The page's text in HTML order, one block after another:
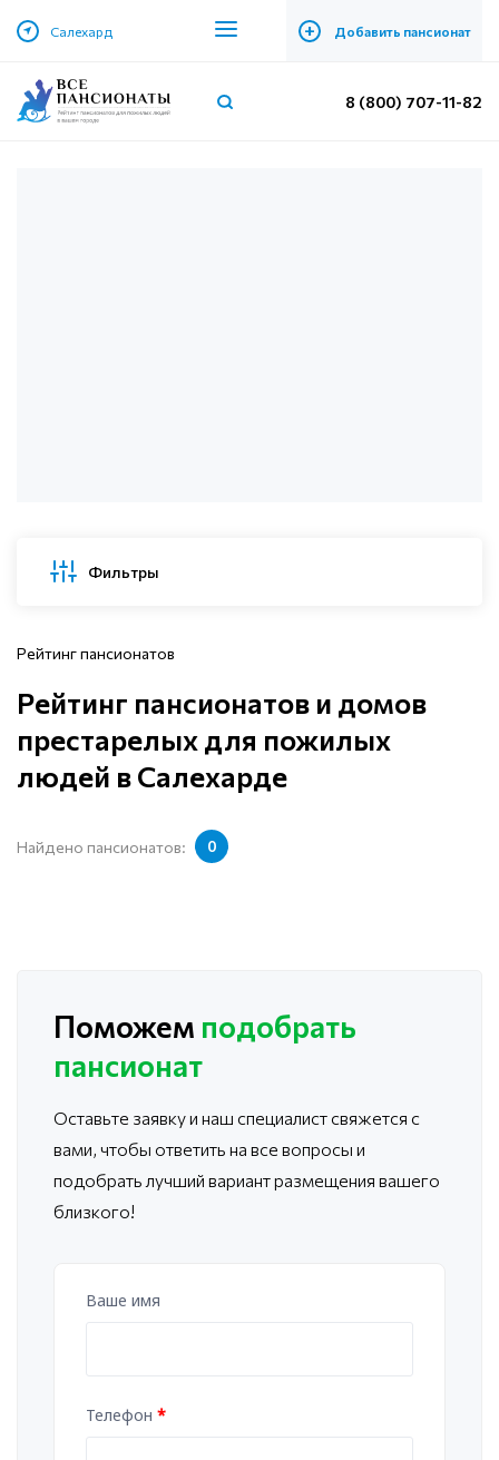
Салехард + Добавить пансионат
8 (800) 707-11-82
Фильтры
Рейтинг пансионатов
Рейтинг пансионатов и домов
престарелых для пожилых
людей в Салехарде
Найдено пансионатов: 0
Поможем подобрать
пансионат
Оставьте заявку и наш специалист свяжется с
вами, чтобы ответить на все вопросы и
подобрать лучший вариант размещения вашего
близкого!